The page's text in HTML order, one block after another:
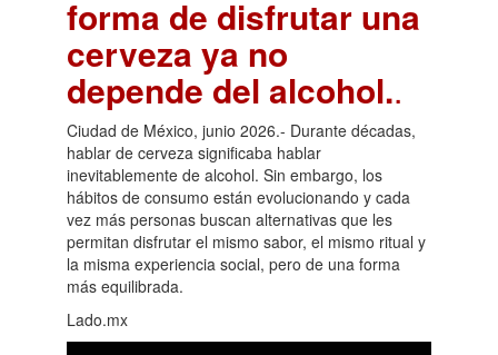
forma de disfrutar una
cerveza ya no
depende del alcohol..
Ciudad de México, junio 2026.- Durante décadas,
hablar de cerveza significaba hablar
inevitablemente de alcohol. Sin embargo, los
hábitos de consumo están evolucionando y cada
vez más personas buscan alternativas que les
permitan disfrutar el mismo sabor, el mismo ritual y
la misma experiencia social, pero de una forma
más equilibrada.
Lado.mx